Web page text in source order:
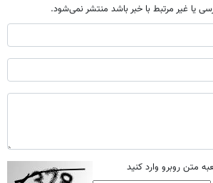
یا غیر مرتبط با خبر باشد منتشر نمی‌شود.
متن روبرو وارد کنید